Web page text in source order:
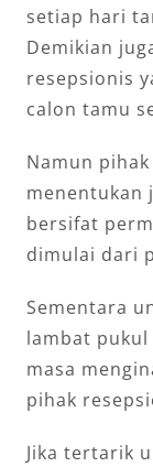
setiap hari
Demikian
resepsionis
calon tamu
Namun
menentukan
bersifat
dimulai dari
Sementara
lambat pukul
masa
pihak
Jika tertarik